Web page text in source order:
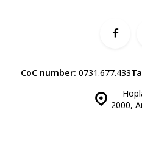
2000,
CoC number: 0731.677.433